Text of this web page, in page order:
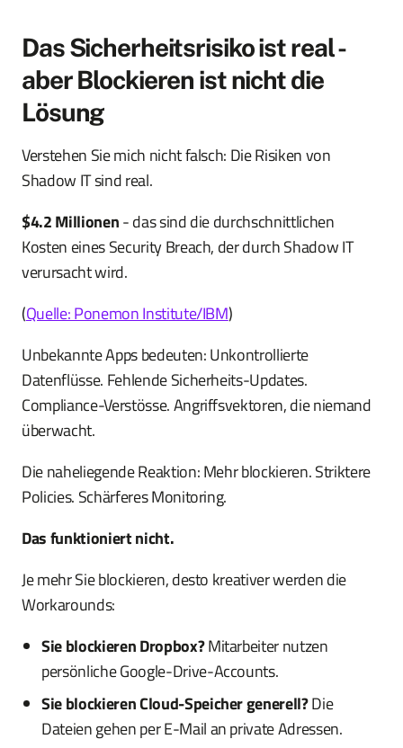
Das Sicherheitsrisiko ist real -
aber Blockieren ist nicht die
Lösung
Verstehen Sie mich nicht falsch: Die Risiken von
Shadow IT sind real.
$4.2 Millionen- das sind die durchschnittlichen
Kosten eines Security Breach, der durch Shadow IT
verursacht wird.
(Quelle: Ponemon Institute/IBM)
Unbekannte Apps bedeuten: Unkontrollierte
Datenflüsse. Fehlende Sicherheits-Updates.
Compliance-Verstösse. Angriffsvektoren, die niemand
überwacht.
Die naheliegende Reaktion: Mehr blockieren. Striktere
Policies. Schärferes Monitoring.
Das funktioniert nicht.
Je mehr Sie blockieren, desto kreativer werden die
Workarounds:
Sie blockieren Dropbox?Mitarbeiter nutzen
persönliche Google-Drive-Accounts.
Sie blockieren Cloud-Speicher generell?Die
Dateien gehen per E-Mail an private Adressen.